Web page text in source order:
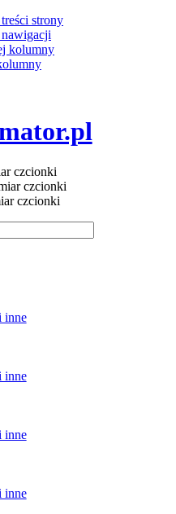
strony
kolumny
inne
inne
inne
inne